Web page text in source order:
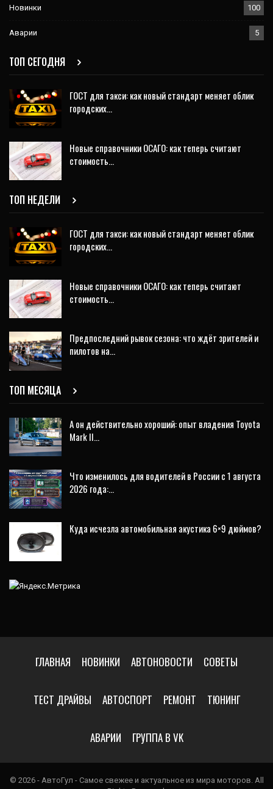
Новинки 100
Аварии 5
ТОП СЕГОДНЯ
ГОСТ для такси: как новый стандарт меняет облик
городских…
Новые справочники ОСАГО: как теперь считают
стоимость…
ТОП НЕДЕЛИ
ГОСТ для такси: как новый стандарт меняет облик
городских…
Новые справочники ОСАГО: как теперь считают
стоимость…
Предпоследний рывок сезона: что ждёт зрителей и
пилотов на…
ТОП МЕСЯЦА
А он действительно хороший: опыт владения Toyota
Mark II…
Что изменилось для водителей в России с 1 августа
2026 года:…
Куда исчезла автомобильная акустика 6×9 дюймов?
ГЛАВНАЯ НОВИНКИ АВТОНОВОСТИ СОВЕТЫ
ТЕСТ ДРАЙВЫ АВТОСПОРТ РЕМОНТ ТЮНИНГ
АВАРИИ ГРУППА В VK
© 2026 - АвтоГул - Самое свежее и актуальное из мира моторов. All